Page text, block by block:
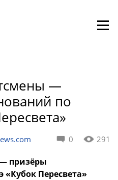
—
по
0 291
призёры
«Кубок Пересвета»